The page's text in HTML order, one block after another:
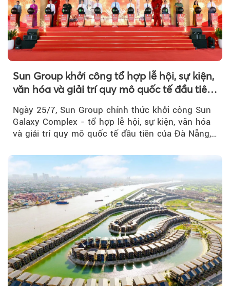
Sun Group khởi công tổ hợp lễ hội, sự kiện,
văn hóa và giải trí quy mô quốc tế đầu tiên
Ngày 25/7, Sun Group chính thức khởi công Sun
Galaxy Complex - tổ hợp lễ hội, sự kiện, văn hóa
và giải trí quy mô quốc tế đầu tiên của Đà Nẵng,…